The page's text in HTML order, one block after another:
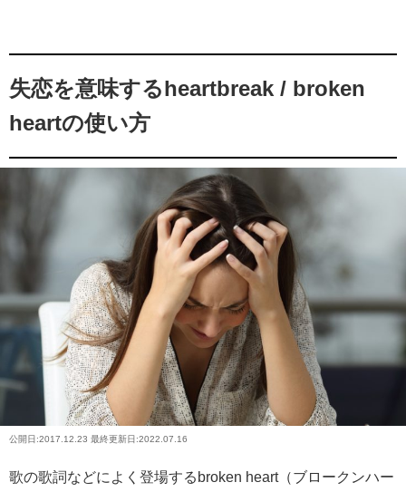
失恋を意味するheartbreak / broken
heartの使い方
公開日:2017.12.23 最終更新日:2022.07.16
歌の歌詞などによく登場するbroken heart（ブロークンハー